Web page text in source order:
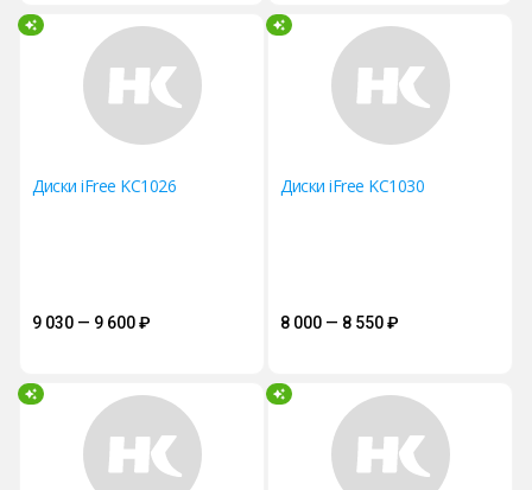
Диски iFree KC1026
9 030 — 9 600₽
Диски iFree KC1030
8 000 — 8 550₽